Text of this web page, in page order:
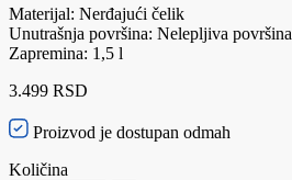
Materijal: Nerđajući čelik
Unutrašnja površina: Nelepljiva površina
Zapremina: 1,5 l
3.499 RSD
Proizvod je dostupan odmah
Količina